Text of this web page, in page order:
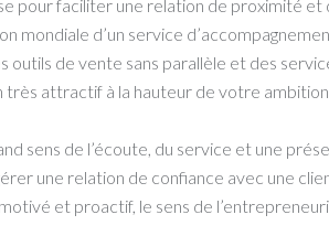
pour faciliter une relation de proximité et
mondiale d’un service
de vente sans parallèle et des
très attractif à la hauteur de votre
sens de l’écoute, du service et une
une relation de confiance avec une
et proactif, le sens de